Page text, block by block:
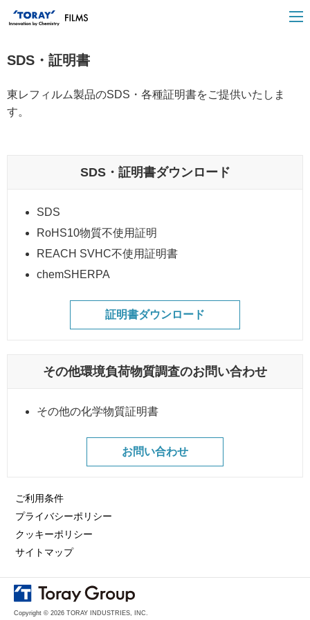
SDS・証明書
東レフィルム製品のSDS・各種証明書をご提供いたしま
す。
SDS・証明書ダウンロード
SDS
RoHS10物質不使用証明
REACH SVHC不使用証明書
chemSHERPA
証明書ダウンロード
その他環境負荷物質調査のお問い合わせ
その他の化学物質証明書
お問い合わせ
ご利用条件
プライバシーポリシー
クッキーポリシー
サイトマップ
Copyright © 2026 TORAY INDUSTRIES, INC.